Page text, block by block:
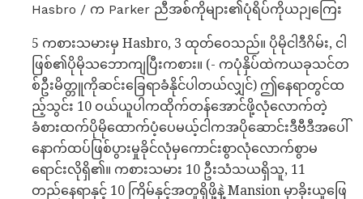
Hasbro / က Parker ညီအစ်ကိုများ၏ပုံရိပ်ကိုယဉျကြေး
5 ကစားသမားမှ Hasbro, 3 ထုတ်ဝေသည်။ ပိုမိုငါဒီဂိမ်း, ငါ
ဖြစ်၏ပိုမိုသဘောကျပြီးကစား။ (- ကပုံနှိပ်ထဲကယခုသင်တ
စ်ဦးမိတ္တူကိုဆင်းခြေရာခံနိုင်ပါတယ်လျှင်) ဤနေရာတွင်ထ
ည့်သွင်း 10 ဝယ်ယူပါကထိုက်တန်အောင်ဖို့လုံလောက်တဲ့
ခံစားထက်ပိုမိုထောက်ပံ့ပေမယ့်ငါကအပိုဆောင်းဒီဗီဒီအပေါ်
နောက်ထပ်ဖြစ်ပွားမှုခိုင်လုံမှကောင်းစွာလုံလောက်စွာမ
ရောင်းလိုရှိ၏။ ကစားသမား 10 ဦးသံသယရှိသူ, 11
တည်နေရာနှင့် 10 ကြိမ်နှင့်အတူရှိဖို့နဲ့ Mansion မှာခိုးယူဖြေ